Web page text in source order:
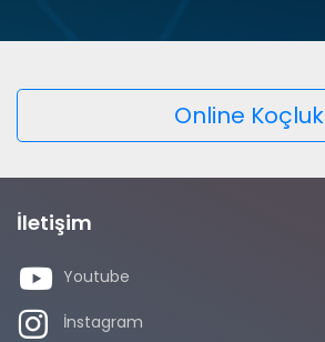
Online Koçluk
İletişim
Youtube
İnstagram